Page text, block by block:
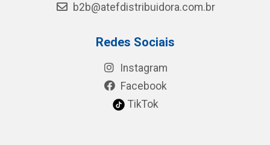
b2b@atefdistribuidora.com.br
Redes Sociais
Instagram
Facebook
TikTok